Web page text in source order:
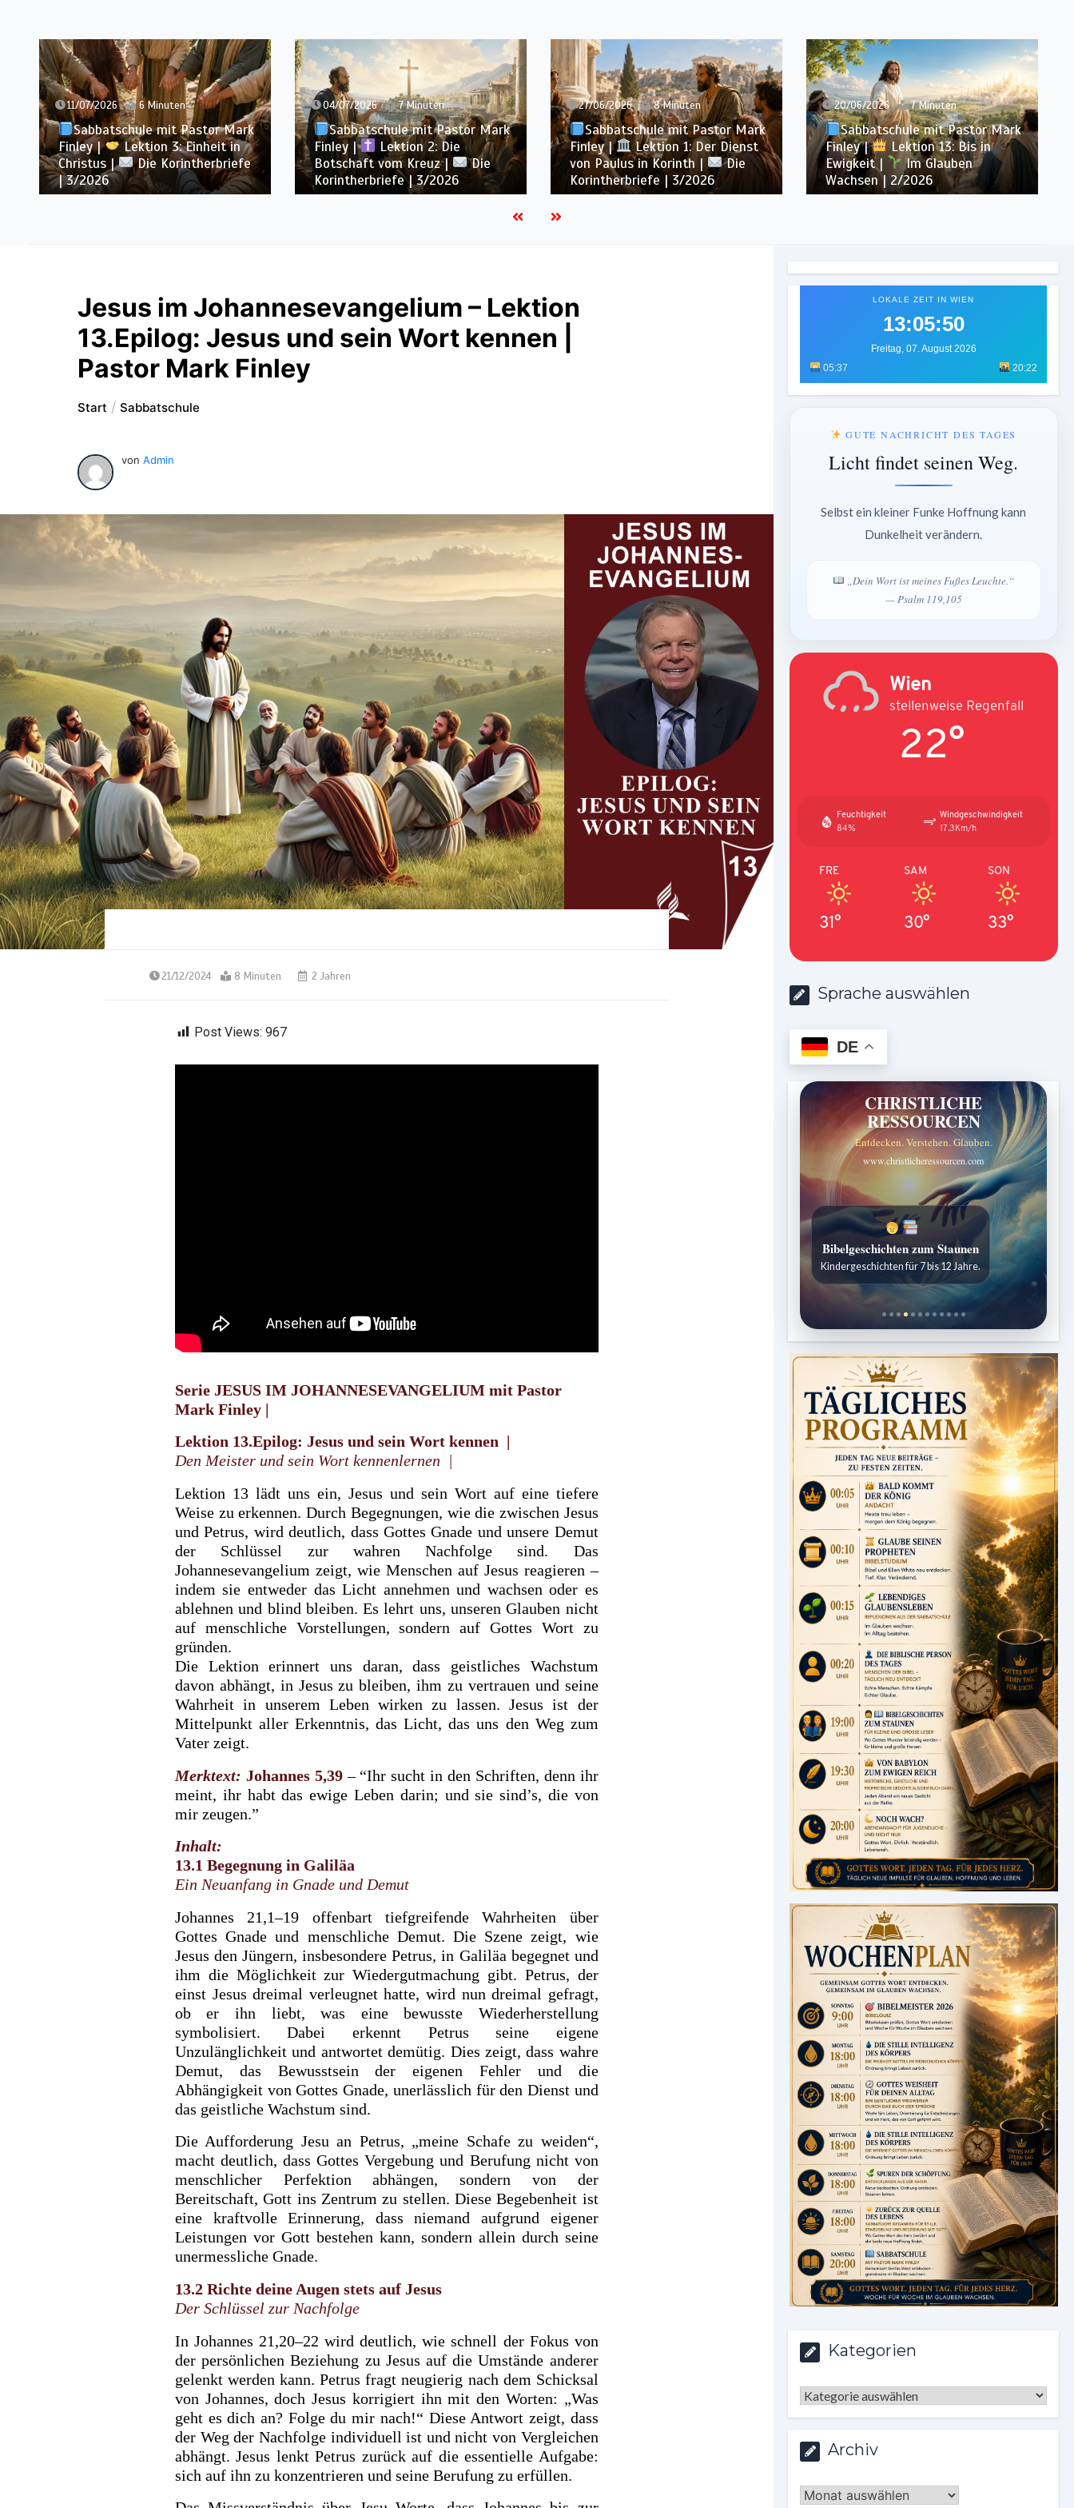
04/07/2026 7 Minuten
Sabbatschule mit Pastor Mark
Finley |
Lektion 2: Die
Botschaft vom Kreuz |
Die
Korintherbriefe | 3/2026
27/06/2026 8 Minuten
Sabbatschule mit Pastor Mark
Finley |
Lektion 1: Der Dienst
von Paulus in Korinth |
Die
Korintherbriefe | 3/2026
20/06/2026 7 Minuten
Sabbatschule mit Pastor Mark
Finley |
Lektion 13: Bis in
Ewigkeit |
Im Glauben
Wachsen | 2/2026
13/06/2026 7 Minuten
Sabbatschule mit Pastor Mark
Finley |
Lektion 12: Sprich von
Gott |
Im Glauben Wachsen |
2/2026
Jesus im Johannesevangelium – Lektion
13.Epilog: Jesus und sein Wort kennen |
Pastor Mark Finley
Start Sabbatschule
von Admin
21/12/2024 8 Minuten 2 Jahren
Post Views: 967
Serie JESUS IM JOHANNESEVANGELIUM mit Pastor
Mark Finley |
Lektion 13.Epilog: Jesus und sein Wort kennen |
Den Meister und sein Wort kennenlernen |
Lektion 13 lädt uns ein, Jesus und sein Wort auf eine tiefere
Weise zu erkennen. Durch Begegnungen, wie die zwischen Jesus
und Petrus, wird deutlich, dass Gottes Gnade und unsere Demut
der Schlüssel zur wahren Nachfolge sind. Das
Johannesevangelium zeigt, wie Menschen auf Jesus reagieren –
indem sie entweder das Licht annehmen und wachsen oder es
ablehnen und blind bleiben. Es lehrt uns, unseren Glauben nicht
auf menschliche Vorstellungen, sondern auf Gottes Wort zu
gründen.
Die Lektion erinnert uns daran, dass geistliches Wachstum
davon abhängt, in Jesus zu bleiben, ihm zu vertrauen und seine
Wahrheit in unserem Leben wirken zu lassen. Jesus ist der
Mittelpunkt aller Erkenntnis, das Licht, das uns den Weg zum
Vater zeigt.
Merktext: Johannes 5,39– “Ihr sucht in den Schriften, denn ihr
meint, ihr habt das ewige Leben darin; und sie sind’s, die von
mir zeugen.”
Inhalt:
13.1 Begegnung in Galiläa
Ein Neuanfang in Gnade und Demut
Johannes 21,1–19 offenbart tiefgreifende Wahrheiten über
Gottes Gnade und menschliche Demut. Die Szene zeigt, wie
Jesus den Jüngern, insbesondere Petrus, in Galiläa begegnet und
ihm die Möglichkeit zur Wiedergutmachung gibt. Petrus, der
einst Jesus dreimal verleugnet hatte, wird nun dreimal gefragt,
ob er ihn liebt, was eine bewusste Wiederherstellung
symbolisiert. Dabei erkennt Petrus seine eigene
Unzulänglichkeit und antwortet demütig. Dies zeigt, dass wahre
Demut, das Bewusstsein der eigenen Fehler und die
Abhängigkeit von Gottes Gnade, unerlässlich für den Dienst und
das geistliche Wachstum sind.
Die Aufforderung Jesu an Petrus, „meine Schafe zu weiden“,
macht deutlich, dass Gottes Vergebung und Berufung nicht von
menschlicher Perfektion abhängen, sondern von der
Bereitschaft, Gott ins Zentrum zu stellen. Diese Begebenheit ist
eine kraftvolle Erinnerung, dass niemand aufgrund eigener
Leistungen vor Gott bestehen kann, sondern allein durch seine
unermessliche Gnade.
13.2 Richte deine Augen stets auf Jesus
Der Schlüssel zur Nachfolge
In Johannes 21,20–22 wird deutlich, wie schnell der Fokus von
der persönlichen Beziehung zu Jesus auf die Umstände anderer
gelenkt werden kann. Petrus fragt neugierig nach dem Schicksal
von Johannes, doch Jesus korrigiert ihn mit den Worten: „Was
geht es dich an? Folge du mir nach!“ Diese Antwort zeigt, dass
der Weg der Nachfolge individuell ist und nicht von Vergleichen
abhängt. Jesus lenkt Petrus zurück auf die essentielle Aufgabe:
sich auf ihn zu konzentrieren und seine Berufung zu erfüllen.
LOKALE ZEIT IN WIEN
13:05:52
Freitag, 07. August 2026
05:37
20:22
GUTE NACHRICHT DES TAGES
Licht findet seinen Weg.
Selbst ein kleiner Funke Hoffnung kann
Dunkelheit verändern.
„Dein Wort ist meines Fußes Leuchte.“
— Psalm 119,105
Wien
stellenweise Regenfall
22°
Feuchtigkeit
84%
Windgeschwindigkeit
17.3Km/h
FRE
31°
SAM
30°
SON
33°
Sprache auswählen
DE
CHRISTLICHE
RESSOURCEN
Entdecken. Verstehen. Glauben.
www.christlicheressourcen.com
Bibelgeschichten zum Staunen
Kindergeschichten für 7 bis 12 Jahre.
Kategorien
Kategorien
Archiv
Archiv